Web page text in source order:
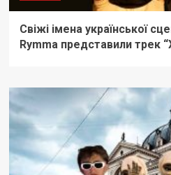
Свіжі імена української
Rymma представили трек